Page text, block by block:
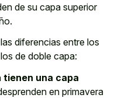
de su capa superior
diferencias entre los
de doble capa:
tienen una capa
en primavera